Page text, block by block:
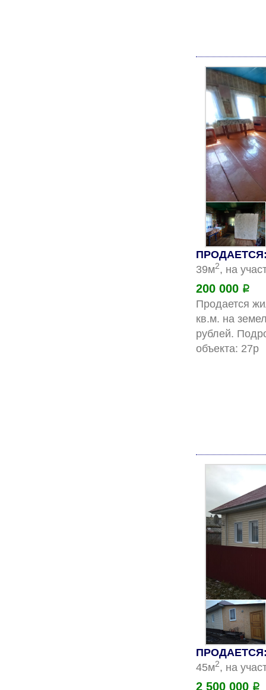
ПРОДАЕТСЯ:
39м2, на
200 000 Р
Продается
кв.м. на
рублей.
ПРОДАЕТСЯ:
45м2, на
2 500 000 Р